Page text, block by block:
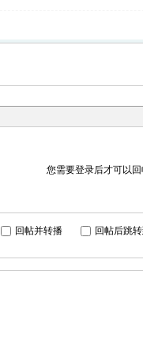
您需要登录后才可以
回帖并转播 回帖后跳